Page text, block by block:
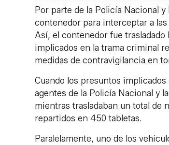
Por parte de la Policía Nacional
contenedor para interceptar a
Así, el contenedor fue
implicados en la trama criminal
medidas de contravigilancia en
Cuando los presuntos
agentes de la Policía Nacional y
mientras trasladaban un total de
repartidos en 450 tabletas.
Paralelamente, uno de los